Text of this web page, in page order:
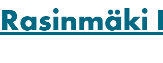
Rasinmäki